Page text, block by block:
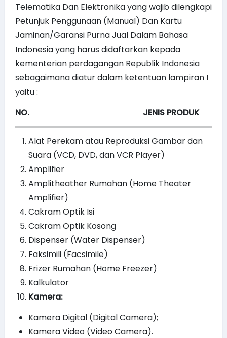
Telematika Dan Elektronika yang wajib dilengkapi
Petunjuk Penggunaan (Manual) Dan Kartu
Jaminan/Garansi Purna Jual Dalam Bahasa
Indonesia yang harus didaftarkan kepada
kementerian perdagangan Republik Indonesia
sebagaimana diatur dalam ketentuan lampiran I
yaitu :
NO. JENIS PRODUK
Alat Perekam atau Reproduksi Gambar dan
Suara (VCD, DVD, dan VCR Player)
Amplifier
Amplitheather Rumahan (Home Theater
Amplifier)
Cakram Optik Isi
Cakram Optik Kosong
Dispenser (Water Dispenser)
Faksimili (Facsimile)
Frizer Rumahan (Home Freezer)
Kalkulator
Kamera:
Kamera Digital (Digital Camera);
Kamera Video (Video Camera).